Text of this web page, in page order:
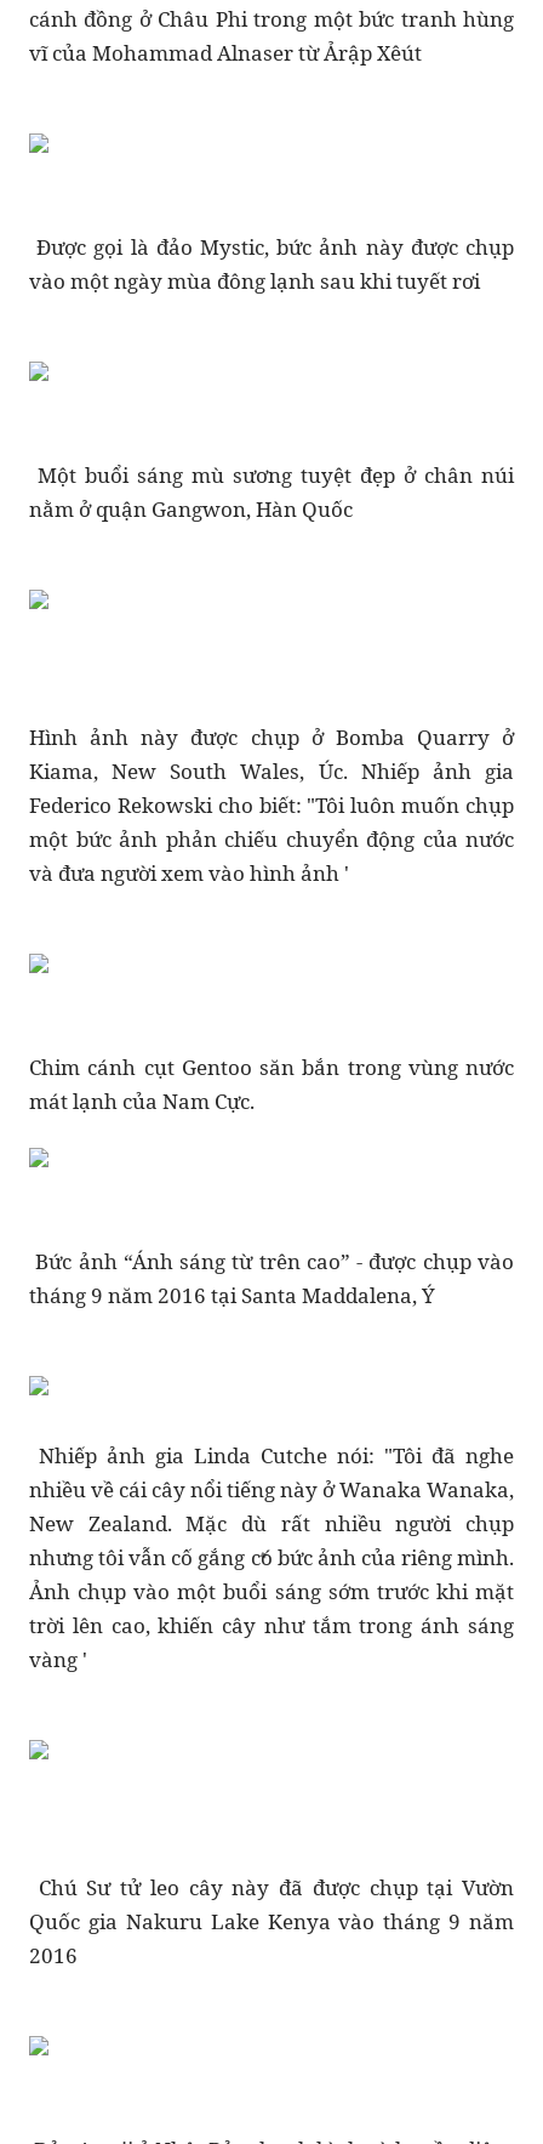
cánh đồng ở Châu Phi trong một bức tranh hùng
vĩ của Mohammad Alnaser từ Ảrập Xêút
Được gọi là đảo Mystic, bức ảnh này được chụp
vào một ngày mùa đông lạnh sau khi tuyết rơi
Một buổi sáng mù sương tuyệt đẹp ở chân núi
nằm ở quận Gangwon, Hàn Quốc
Hình ảnh này được chụp ở Bomba Quarry ở
Kiama, New South Wales, Úc. Nhiếp ảnh gia
Federico Rekowski cho biết: "Tôi luôn muốn chụp
một bức ảnh phản chiếu chuyển động của nước
và đưa người xem vào hình ảnh '
Chim cánh cụt Gentoo săn bắn trong vùng nước
mát lạnh của Nam Cực.
Bức ảnh “Ánh sáng từ trên cao” - được chụp vào
tháng 9 năm 2016 tại Santa Maddalena, Ý
Nhiếp ảnh gia Linda Cutche nói: "Tôi đã nghe
nhiều về cái cây nổi tiếng này ở Wanaka Wanaka,
New Zealand. Mặc dù rất nhiều người chụp
nhưng tôi vẫn cố gắng có bức ảnh của riêng mình.
Ảnh chụp vào một buổi sáng sớm trước khi mặt
trời lên cao, khiến cây như tắm trong ánh sáng
vàng '
Chú Sư tử leo cây này đã được chụp tại Vườn
Quốc gia Nakuru Lake Kenya vào tháng 9 năm
2016